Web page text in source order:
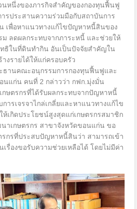
นหนึ่งของภารกิจสำคัญของกองทุนฟื้นฟู
รประสานความร่วมมือกับสถาบันการ
เพื่อหาแนวทางแก้ไขปัญหาหนี้สินของ
ม ลดผลกระทบจากภาระหนี้ และช่วยให้
ทธิในที่ดินทำกิน อันเป็นปัจจัยสำคัญใน
งรายได้ให้แก่ครอบครัว
ธานคณะอนุกรรมการกองทุนฟื้นฟูและ
นแก่น คนที่ 2 กล่าวว่า กฟก.มุ่งมั่น
กษตรกรที่ได้รับผลกระทบจากปัญหาหนี้
ารเจรจาไกล่เกลี่ยและหาแนวทางแก้ไข
ห้เกิดประโยชน์สูงสุดแก่เกษตรกรสมาชิก
เกษตรกร สาขาจังหวัดขอนแก่น ขอ
รกรที่ประสบปัญหาหนี้สินว่า สามารถเข้า
รื่องขอรับความช่วยเหลือได้ โดยไม่มีค่า